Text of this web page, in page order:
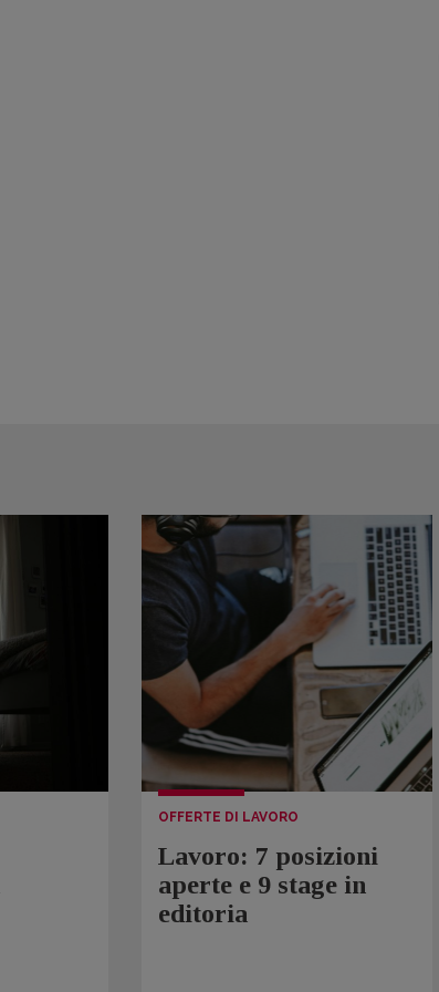
OFFERTE DI LAVORO
Lavoro: 7 posizioni
aperte e 9 stage in
editoria